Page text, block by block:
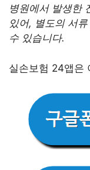
병원에서 발생한
있어, 별도의 서
수 있습니다.
실손보험 24앱은